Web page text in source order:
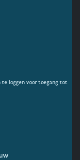
te loggen voor toegang tot